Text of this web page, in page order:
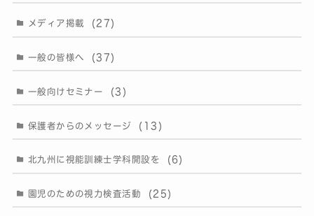
メディア掲載 (27)
一般の皆様へ (37)
一般向けセミナー (3)
保護者からのメッセージ (13)
北九州に視能訓練士学科開設を (6)
園児のための視力検査活動 (25)